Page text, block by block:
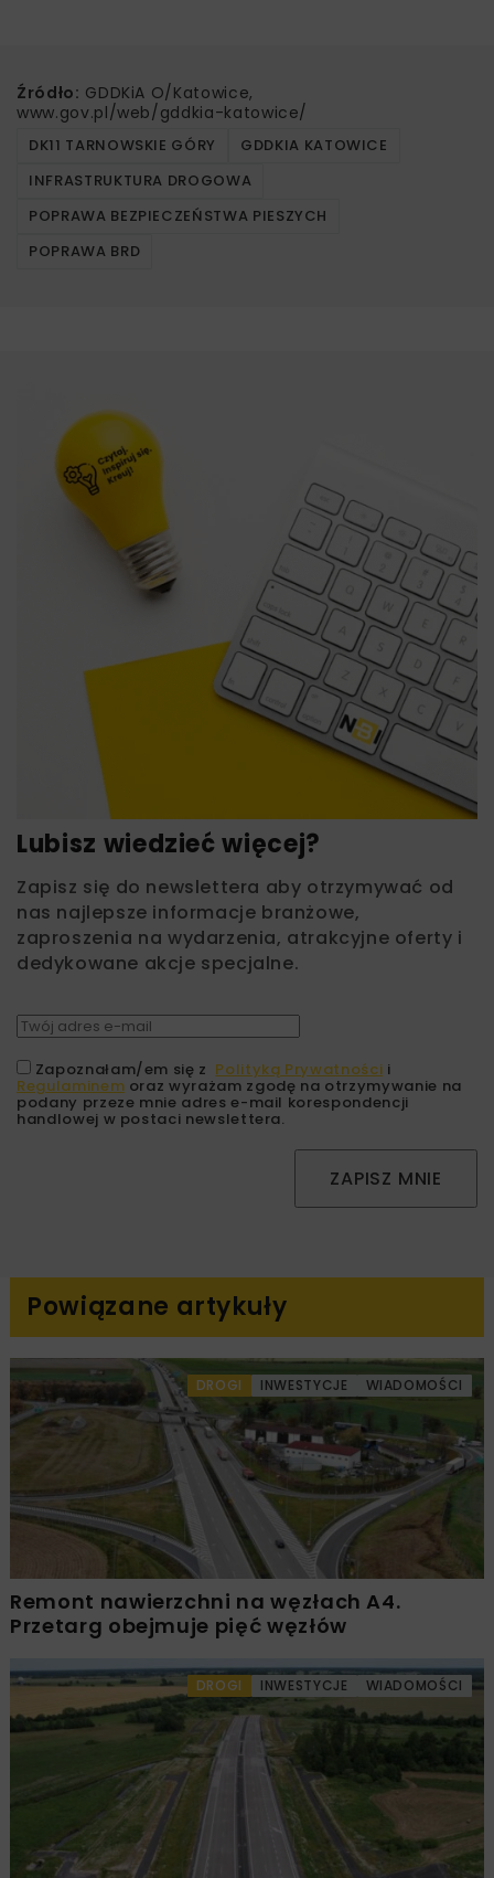
Źródło: GDDKiA O/Katowice,
www.gov.pl/web/gddkia-katowice/
DK11 TARNOWSKIE GÓRY
GDDKIA KATOWICE
INFRASTRUKTURA DROGOWA
POPRAWA BEZPIECZEŃSTWA PIESZYCH
POPRAWA BRD
Lubisz wiedzieć więcej?
Zapisz się do newslettera aby otrzymywać od
nas najlepsze informacje branżowe,
zaproszenia na wydarzenia, atrakcyjne oferty i
dedykowane akcje specjalne.
Zapoznałam/em się z Polityką Prywatności i
Regulaminem oraz wyrażam zgodę na otrzymywanie na
podany przeze mnie adres e-mail korespondencji
handlowej w postaci newslettera.
ZAPISZ MNIE
Powiązane artykuły
DROGI INWESTYCJE WIADOMOŚCI
Remont nawierzchni na węzłach A4.
Przetarg obejmuje pięć węzłów
DROGI INWESTYCJE WIADOMOŚCI